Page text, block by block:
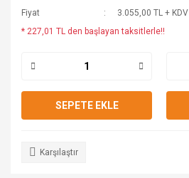
Fiyat
3.055,00 TL + KDV
* 227,01 TL den başlayan taksitlerle!!
SEPETE EKLE
Karşılaştır